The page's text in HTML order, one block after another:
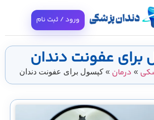
ورود / ثبت نام
عفونت دندان
»درمان»کپسول برای عفونت دندان